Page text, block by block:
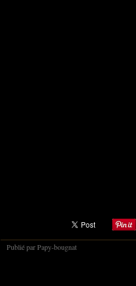
Publié par Papy-bougnat